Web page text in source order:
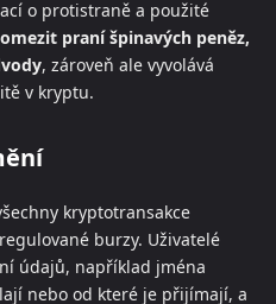
o protistraně a použité
praní špinavých peněz,
, zároveň ale vyvolává
v kryptu.
kryptotransakce
burzy. Uživatelé
údajů, například jména
nebo od které je přijímají, a